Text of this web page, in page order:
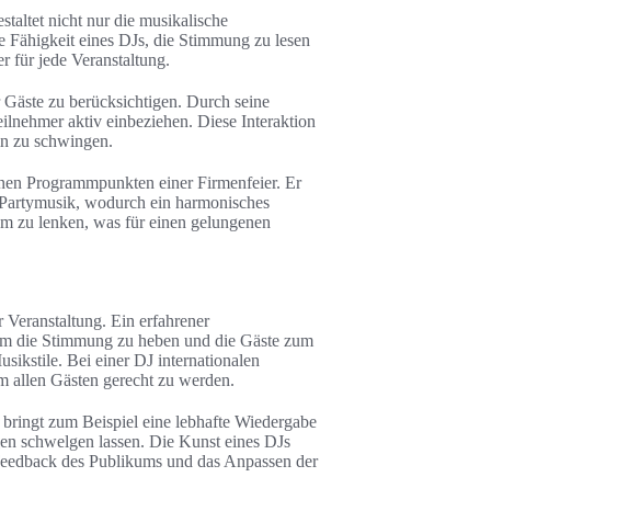
nicht nur die musikalische
eines DJs, die Stimmung zu lesen
für jede Veranstaltung.
zu berücksichtigen. Durch seine
aktiv einbeziehen. Diese Interaktion
zu schwingen.
Programmpunkten einer Firmenfeier. Er
wodurch ein harmonisches
zu lenken, was für einen gelungenen
Ein erfahrener
die Stimmung zu heben und die Gäste zum
Bei einer DJ internationalen
allen Gästen gerecht zu werden.
zum Beispiel eine lebhafte Wiedergabe
schwelgen lassen. Die Kunst eines DJs
des Publikums und das Anpassen der